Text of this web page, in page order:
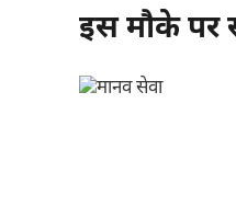
इस मौके पर